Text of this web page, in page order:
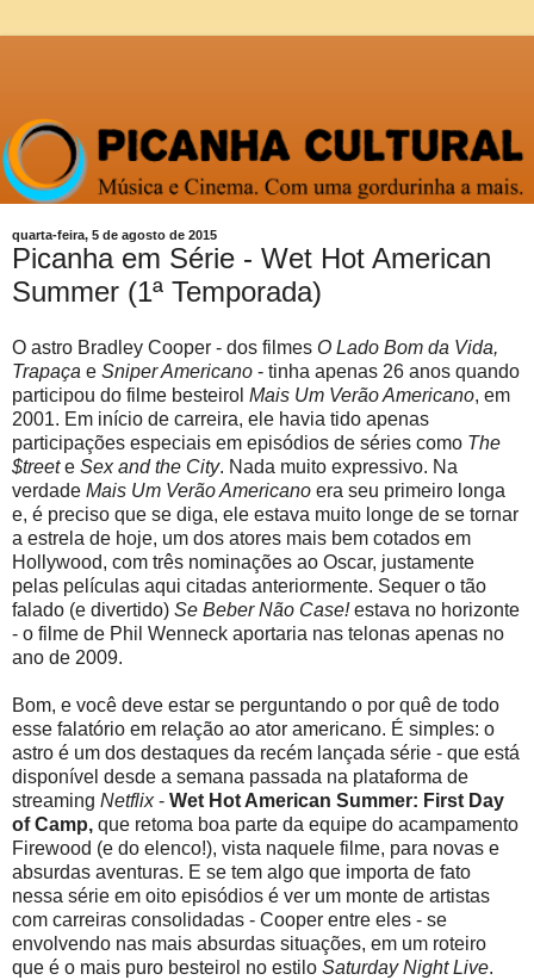
quarta-feira, 5 de agosto de 2015
Picanha em Série - Wet Hot American
Summer (1ª Temporada)
O astro Bradley Cooper - dos filmes O Lado Bom da Vida,
Trapaça e Sniper Americano - tinha apenas 26 anos quando
participou do filme besteirol Mais Um Verão Americano, em
2001. Em início de carreira, ele havia tido apenas
participações especiais em episódios de séries como The
$treete Sex and the City. Nada muito expressivo. Na
verdade Mais Um Verão Americano era seu primeiro longa
e, é preciso que se diga, ele estava muito longe de se tornar
a estrela de hoje, um dos atores mais bem cotados em
Hollywood, com três nominações ao Oscar, justamente
pelas películas aqui citadas anteriormente. Sequer o tão
falado (e divertido) Se Beber Não Case!estava no horizonte
- o filme de Phil Wenneck aportaria nas telonas apenas no
ano de 2009.
Bom, e você deve estar se perguntando o por quê de todo
esse falatório em relação ao ator americano. É simples: o
astro é um dos destaques da recém lançada série - que está
disponível desde a semana passada na plataforma de
streaming Netflix- Wet Hot American Summer: First Day
of Camp, que retoma boa parte da equipe do acampamento
Firewood (e do elenco!), vista naquele filme, para novas e
absurdas aventuras. E se tem algo que importa de fato
nessa série em oito episódios é ver um monte de artistas
com carreiras consolidadas - Cooper entre eles - se
envolvendo nas mais absurdas situações, em um roteiro
que é o mais puro besteirol no estilo Saturday Night Live.